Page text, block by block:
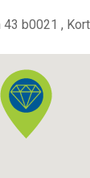
b0021 ,